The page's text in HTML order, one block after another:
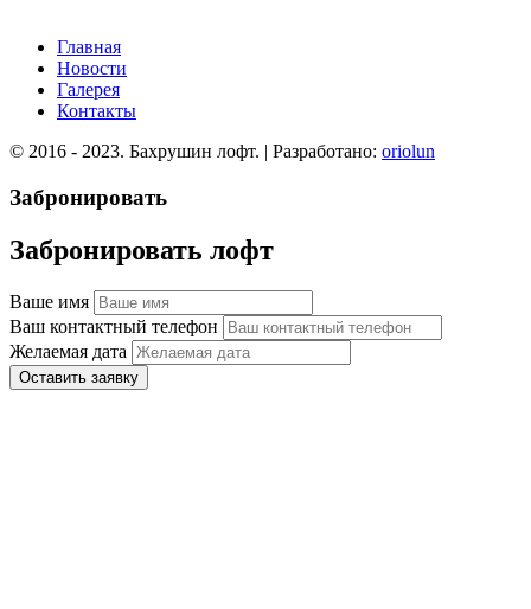
Главная
Новости
Галерея
Контакты
© 2016 - 2023. Бахрушин лофт. | Разработано: oriolun
Забронировать
Забронировать лофт
Ваше имя
Ваш контактный телефон
Желаемая дата
Оставить заявку